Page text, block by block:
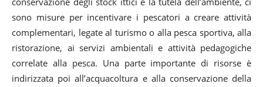
sono misure per incentivare i pescatori a creare attività
complementari, legate al turismo o alla pesca sportiva, alla
ristorazione, ai servizi ambientali e attività pedagogiche
correlate alla pesca. Una parte importante di risorse è
indirizzata poi all’acquacoltura e alla conservazione della